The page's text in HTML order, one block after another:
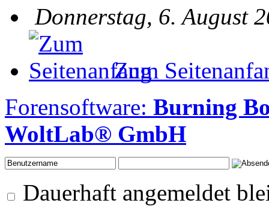
Donnerstag, 6. August
Zum
Forensoftware: Burning
WoltLab® GmbH
Dauerhaft angemeldet